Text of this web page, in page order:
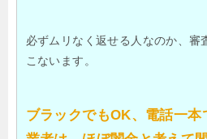
必ずムリなく返せる人なのか、審
こないます。
ブラックでもOK、電話一本